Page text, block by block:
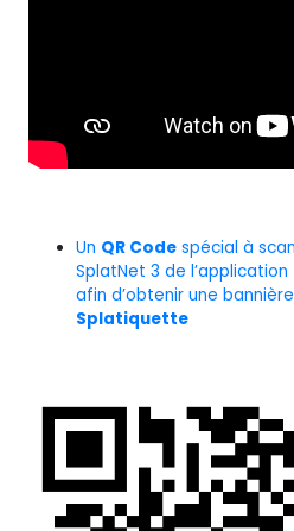
Un QR Code spécial à
SplatNet 3 de l’application
afin d’obtenir une
Splatiquette